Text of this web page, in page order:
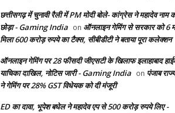
छत्तीसगढ़ में चुनावी रैली में PM मोदी बोले- कांग्रेस ने महादेव नाम
छोड़ा - Gaming India on ऑनलाइन गेमिंग से सरकार को 6
मिला 600 करोड़ रुपये का टैक्स, सीबीडीटी ने बताया पूरा कलेक्शन
ऑनलाइन गेमिंग पर 28 फीसदी जीएसटी के खिलाफ इलाहाबाद
याचिका दाखिल, नोटिस जारी - Gaming India on पंजाब
ने गेमिंग पर 28% GST विधेयक को दी मंजूरी
ED का दावा, भूपेश बघेल ने महादेव एप से 500 करोड़ रुपये लिए -